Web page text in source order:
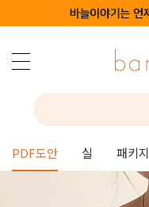
PDF도안 실 패키지